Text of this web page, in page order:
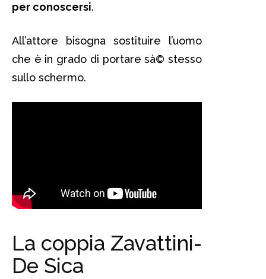
per conoscersi.
All’attore bisogna sostituire l’uomo
che è in grado di portare sà© stesso
sullo schermo.
La coppia Zavattini-
De Sica